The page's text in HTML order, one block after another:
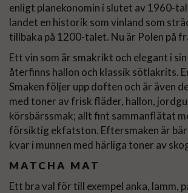
enligt planekonomin i slutet av 1960-
landet en historik som vinland som
tillbaka på 1200-talet. Nu är Polen på
Ett vin som är smakrikt och elegant i
återfinns hallon och klassik sötlakrits.
Smaken följer upp doften och är även
med toner av frisk fläder, hallon,
körsbärssmak; allt fint sammanflätat
försiktig ekfatston. Eftersmaken är
kvar i munnen med härliga toner av
MATCHA MAT
Ett bra val för till exempel anka, lamm,